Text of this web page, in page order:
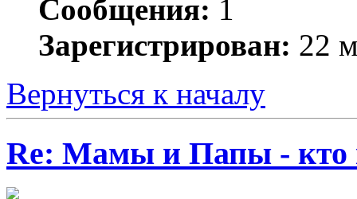
Сообщения: 1
Зарегистрирован: 22
Вернуться к началу
Re: Мамы и Папы - кто